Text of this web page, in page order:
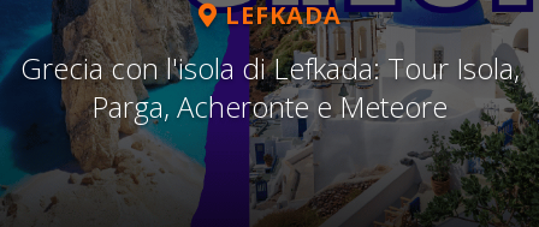
LEFKADA
Grecia con l'isola di Lefkada: Tour Isola,
Parga, Acheronte e Meteore